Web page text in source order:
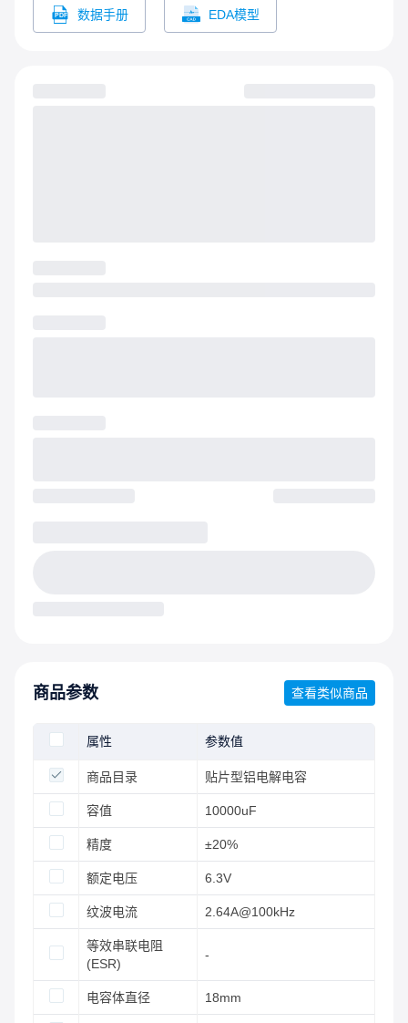
数据手册 EDA模型
商品参数 查看类似商品
属性 参数值
商品目录 贴片型铝电解电容
容值 10000uF
精度 ±20%
额定电压 6.3V
纹波电流 2.64A@100kHz
等效串联电阻
(ESR)
-
电容体直径 18mm